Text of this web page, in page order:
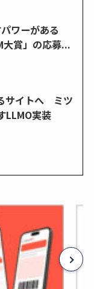
ワーがある
大賞」の応募...
サイトへ ミツ
LLMO実装